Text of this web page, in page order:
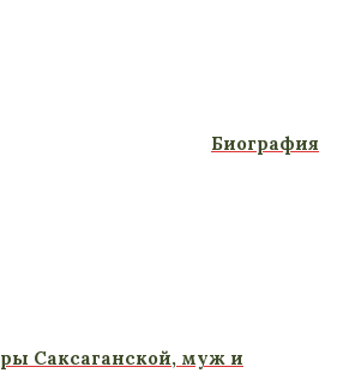
Биография
Саксаганской, муж и